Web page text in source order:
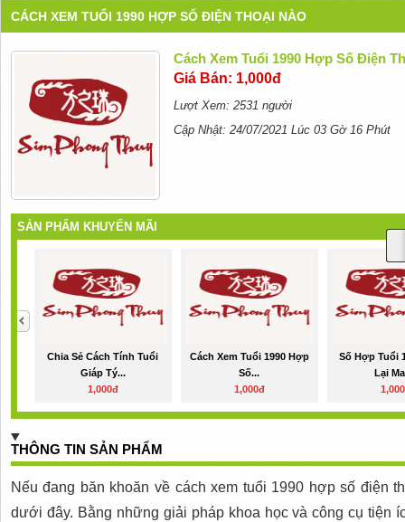
CÁCH XEM TUỔI 1990 HỢP SỐ ĐIỆN THOẠI NÀO
Cách Xem Tuổi 1990 Hợp Số Điện
Giá Bán: 1,000đ
Lượt Xem: 2531 người
Cập Nhật: 24/07/2021 Lúc 03 Gờ 16 Phút
SẢN PHẨM KHUYẾN MÃI
Chia Sẻ Cách Tính Tuổi
Giáp Tý...
1,000đ
Cách Xem Tuổi 1990 Hợp
Số...
1,000đ
Số Hợp Tuổi
Lại
THÔNG TIN SẢN PHẨM
Nếu đang băn khoăn về cách xem tuổi 1990 hợp số điện
dưới đây. Bằng những giải pháp khoa học và công cụ tiện